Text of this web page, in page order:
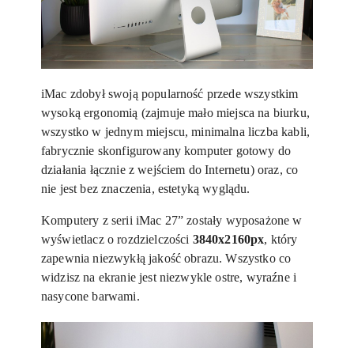
iMac zdobył swoją popularność przede wszystkim
wysoką ergonomią (zajmuje mało miejsca na biurku,
wszystko w jednym miejscu, minimalna liczba kabli,
fabrycznie skonfigurowany komputer gotowy do
działania łącznie z wejściem do Internetu) oraz, co
nie jest bez znaczenia, estetyką wyglądu.
Komputery z serii iMac 27” zostały wyposażone w
wyświetlacz o rozdzielczości 3840x2160px, który
zapewnia niezwykłą jakość obrazu. Wszystko co
widzisz na ekranie jest niezwykle ostre, wyraźne i
nasycone barwami.